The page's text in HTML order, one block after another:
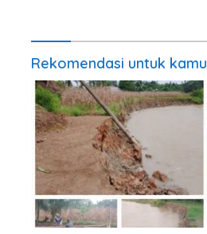
Rekomendasi untuk kamu